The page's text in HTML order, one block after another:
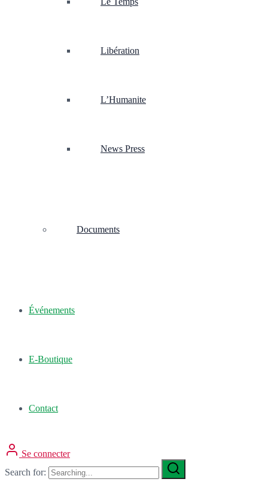
Libération
L’Humanite
News Press
Documents
Événements
E-Boutique
Contact
Se connecter
Search for: